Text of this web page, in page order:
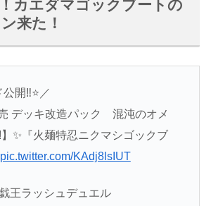
カエダマゴックブートの
来た！
開‼️⭐️／
デッキ改造パック 混沌のオメ
✨『火麺特忍ニクマシゴックブ
pic.twitter.com/KAdj8lsIUT
王ラッシュデュエル